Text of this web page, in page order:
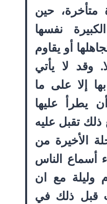
متأخرة، حين
نفسها
أو يقاوم
وقد لا يأتي
إلا على ما
يطرأ عليها
تقبل عليه
الأخيرة من
أسماع الناس
وليلة مع ان
قبل ذلك في